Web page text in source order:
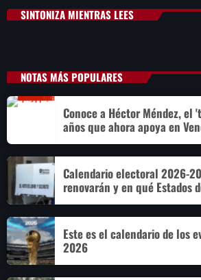
SINTONIZA MIENTRAS LEES
NOTAS MÁS POPULARES
Conoce a Héctor Méndez, el
años que ahora apoya en
Calendario electoral 2026-
renovarán y en qué Estados
Este es el calendario de los
2026